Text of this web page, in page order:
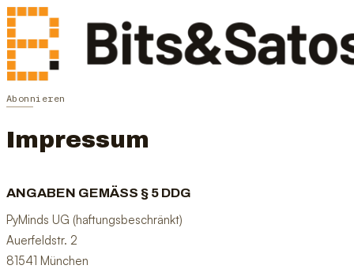
Abonnieren
Impressum
ANGABEN GEMÄSS § 5 DDG
PyMinds UG (haftungsbeschränkt)
Auerfeldstr. 2
81541 München